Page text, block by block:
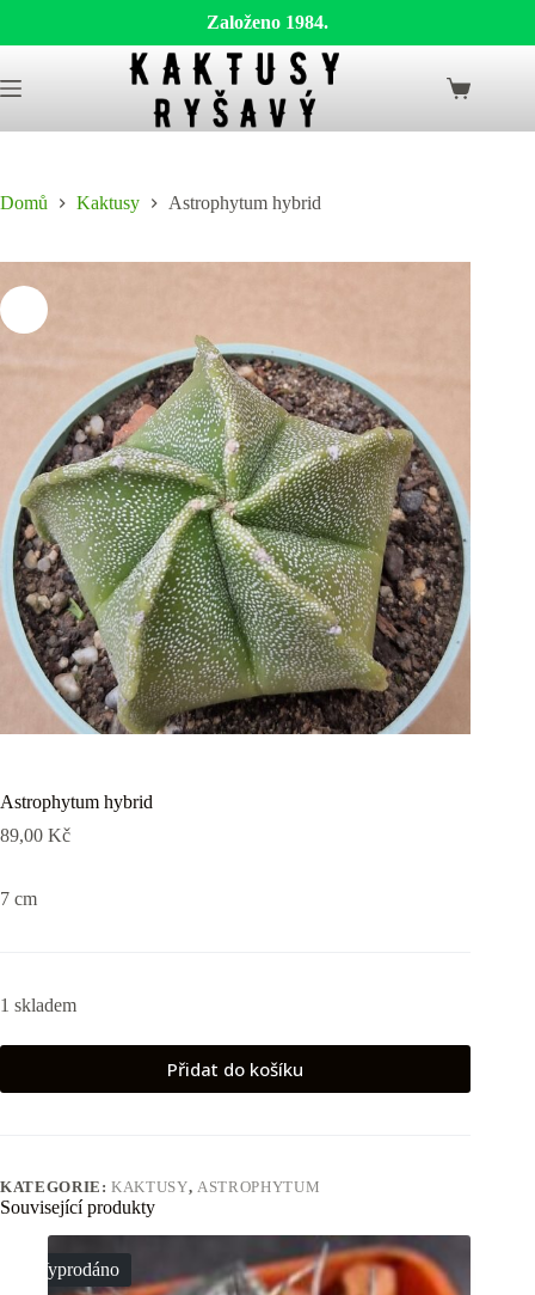
Založeno 1984.
to
content
Shopping
Domů Kaktusy Astrophytum hybrid
Astrophytum hybrid
89,00 Kč
7 cm
1 skladem
Přidat do košíku
KATEGORIE:KAKTUSY, ASTROPHYTUM
Související produkty
Vyprodáno